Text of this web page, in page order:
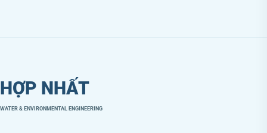
HỢP NHẤT
WATER & ENVIRONMENTAL ENGINEERING